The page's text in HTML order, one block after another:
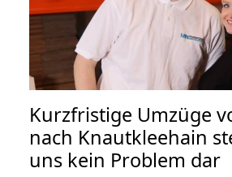
Kurzfristige Umzüge
nach Knautkleehain
uns kein Problem dar